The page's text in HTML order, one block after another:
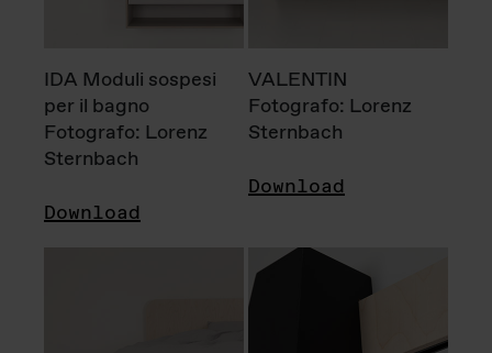
IDA Moduli sospesi
per il bagno
Fotografo: Lorenz
Sternbach
Download
VALENTIN
Fotografo: Lorenz
Sternbach
Download